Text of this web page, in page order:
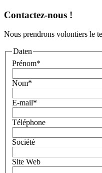
Contactez-nous !
Nous prendrons volontiers le
Daten
Prénom*
Nom*
E-mail*
Téléphone
Société
Site Web